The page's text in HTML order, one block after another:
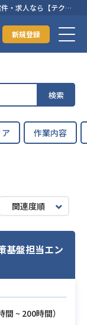
・求人なら【テクフ
新規登録
検索
作業内容
関連度順
基盤担当エン
間 ~ 200時間）